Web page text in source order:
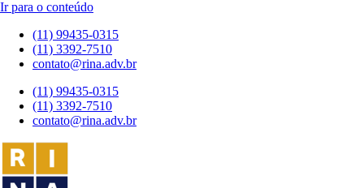
Ir para o conteúdo
(11) 99435-0315
(11) 3392-7510
contato@rina.adv.br
(11) 99435-0315
(11) 3392-7510
contato@rina.adv.br